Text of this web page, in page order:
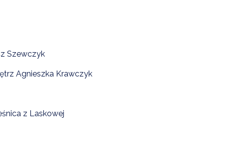
Szewczyk
Agnieszka Krawczyk
z Laskowej